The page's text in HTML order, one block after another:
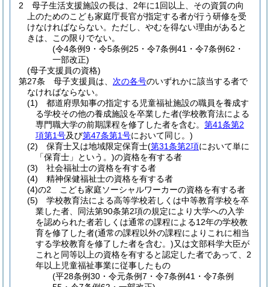
2
母子生活支援施設の長は、2年に1回以上、その資質の向
上のためのこども家庭庁長官が指定する者が行う研修を受
けなければならない。 ただし、やむを得ない理由があると
きは、この限りでない。
(令4条例9・令5条例25・令7条例41・令7条例62・
一部改正)
(母子支援員の資格)
第27条
母子支援員は、 次の各号のいずれかに該当する者で
なければならない。
(1)
都道府県知事の指定する児童福祉施設の職員を養成す
る学校その他の養成施設を卒業した者(学校教育法による
専門職大学の前期課程を修了した者を含む。 第41条第2
項第1号及び第47条第1号において同じ。)
(2)
保育士又は地域限定保育士(第31条第2項において単に
「保育士」という。)の資格を有する者
(3)
社会福祉士の資格を有する者
(4)
精神保健福祉士の資格を有する者
(4)の2
こども家庭ソーシャルワーカーの資格を有する者
(5)
学校教育法による高等学校若しくは中等教育学校を卒
業した者、同法第90条第2項の規定により大学への入学
を認められた者若しくは通常の課程による12年の学校教
育を修了した者(通常の課程以外の課程によりこれに相当
する学校教育を修了した者を含む。)又は文部科学大臣が
これと同等以上の資格を有すると認定した者であって、2
年以上児童福祉事業に従事したもの
(平28条例30・令元条例7・令7条例41・令7条例